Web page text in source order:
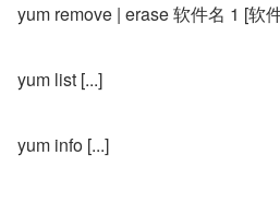
yum remove | erase 软件名 1 [软
yum list [...]
yum info [...]